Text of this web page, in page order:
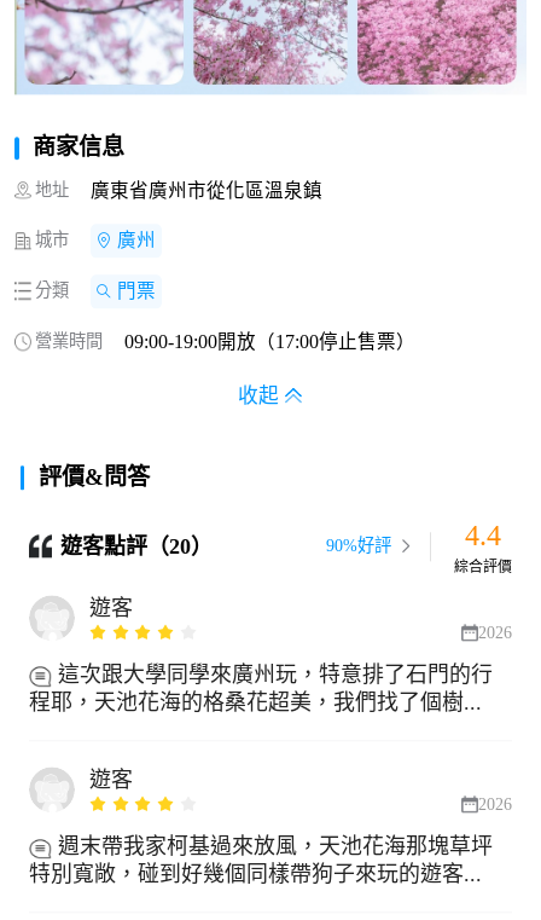
商家信息
地址 廣東省廣州市從化區溫泉鎮
城市 廣州
分類 門票
營業時間 09:00-19:00開放（17:00停止售票）
收起
評價&問答
遊客點評（20） 90%好評 4.4
綜合評價
遊客
2026
這次跟大學同學來廣州玩，特意排了石門的行
程耶，天池花海的格桑花超美，我們找了個樹...
遊客
2026
週末帶我家柯基過來放風，天池花海那塊草坪
特別寬敞，碰到好幾個同樣帶狗子來玩的遊客...